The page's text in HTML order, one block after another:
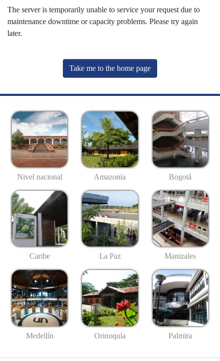
The server is temporarily unable to service your request due to
maintenance downtime or capacity problems. Please try again
later.
Take me to the home page
Nivel nacional Amazonía Bogotá
Caribe La Paz Manizales
Medellín Orinoquía Palmira